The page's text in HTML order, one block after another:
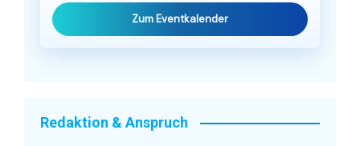
Zum Eventkalender
Redaktion & Anspruch